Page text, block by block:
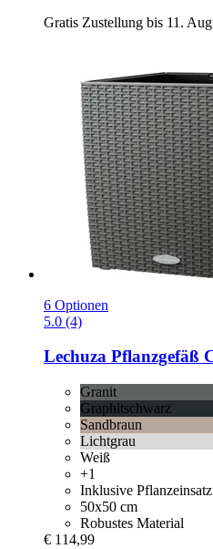
Gratis Zustellung bis 11.
6 Optionen
5.0 (4)
Lechuza Pflanzgefäß
Granit
Graphitschwarz
Sandbraun
Lichtgrau
Weiß
+1
Inklusive Pflanzeinsatz
50x50 cm
Robustes Material
€ 114,99